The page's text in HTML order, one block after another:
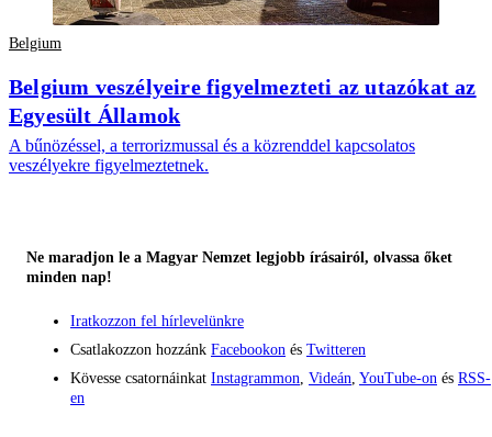
Belgium
Belgium veszélyeire figyelmezteti az utazókat az
Egyesült Államok
A bűnözéssel, a terrorizmussal és a közrenddel kapcsolatos
veszélyekre figyelmeztetnek.
Ne maradjon le a Magyar Nemzet legjobb írásairól, olvassa őket
minden nap!
Iratkozzon fel hírlevelünkre
Csatlakozzon hozzánk Facebookon és Twitteren
Kövesse csatornáinkat Instagrammon, Videán, YouTube-on és RSS-
en